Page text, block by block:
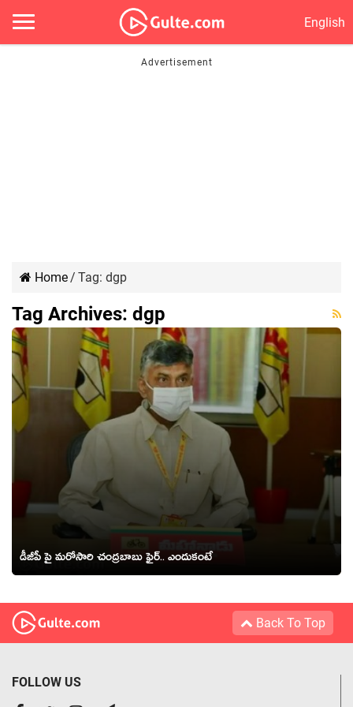
English
Home/ Tag: dgp
Tag Archives: dgp
డీజీపీ పై మ‌రోసారి చంద్ర‌బాబు ఫైర్‌.. ఎందుకంటే
Back To Top
FOLLOW US